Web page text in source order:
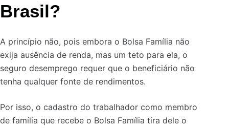
Brasil?
A princípio não, pois embora o Bolsa Família não
exija ausência de renda, mas um teto para ela, o
seguro desemprego requer que o beneficiário não
tenha qualquer fonte de rendimentos.
Por isso, o cadastro do trabalhador como membro
de família que recebe o Bolsa Família tira dele o